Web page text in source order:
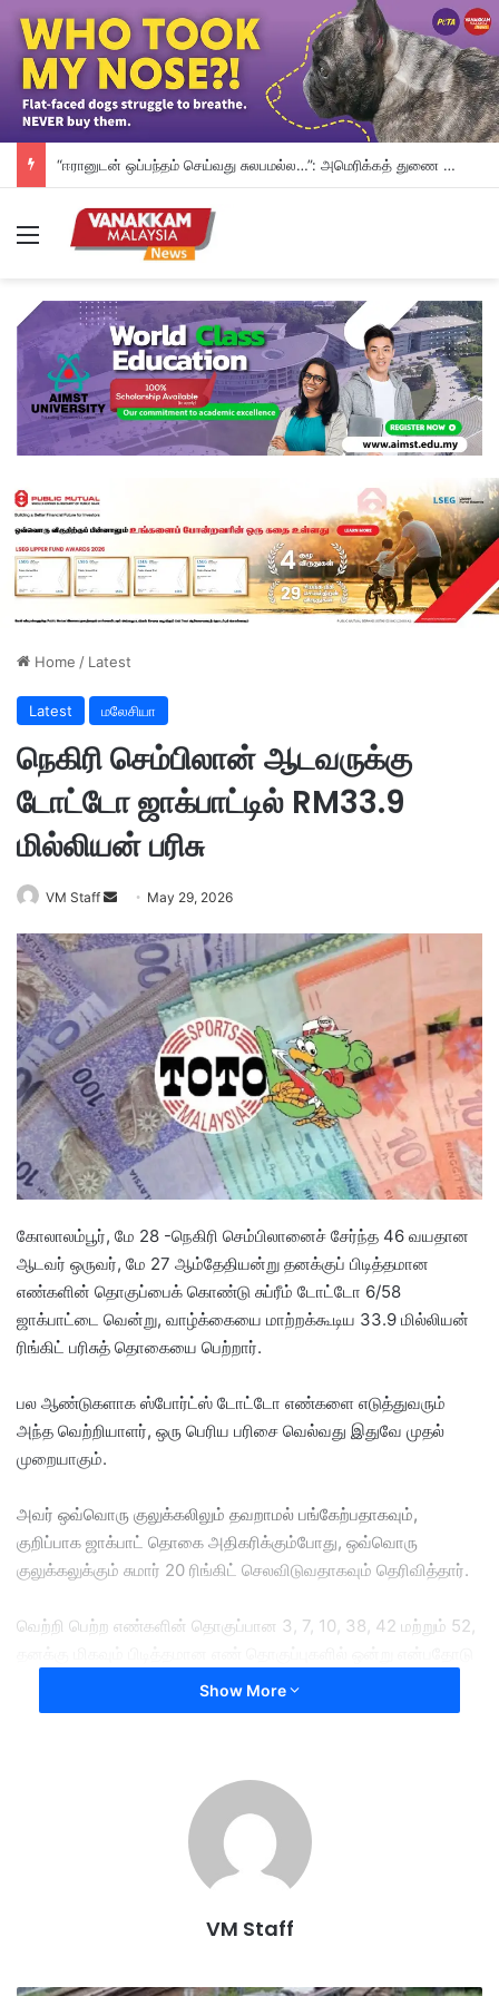
“ஈரானுடன் ஒப்பந்தம் செய்வது சுலபமல்ல…”: அமெரிக்கத் துணை அதிபர் ஜே.டி. வான்ஸ் எச்சரிக்கை
Menu
Home / Latest
Latest மலேசியா
நெகிரி செம்பிலான் ஆடவருக்கு
டோட்டோ ஜாக்பாட்டில் RM33.9
மில்லியன் பரிசு
VM Staff
n
a
n
e
m
a
i
l
May 29, 2026
கோலாலம்பூர், மே 28 -நெகிரி செம்பிலானைச் சேர்ந்த 46 வயதான
ஆடவர் ஒருவர், மே 27 ஆம்தேதியன்று தனக்குப் பிடித்தமான
எண்களின் தொகுப்பைக் கொண்டு சுப்ரீம் டோட்டோ 6/58
ஜாக்பாட்டை வென்று, வாழ்க்கையை மாற்றக்கூடிய 33.9 மில்லியன்
ரிங்கிட் பரிசுத் தொகையை பெற்றார்.
பல ஆண்டுகளாக ஸ்போர்ட்ஸ் டோட்டோ எண்களை எடுத்துவரும்
அந்த வெற்றியாளர், ஒரு பெரிய பரிசை வெல்வது இதுவே முதல்
முறையாகும்.
அவர் ஒவ்வொரு குலுக்கலிலும் தவறாமல் பங்கேற்பதாகவும்,
குறிப்பாக ஜாக்பாட் தொகை அதிகரிக்கும்போது, ​​ஒவ்வொரு
குலுக்கலுக்கும் சுமார் 20 ரிங்கிட் செலவிடுவதாகவும் தெரிவித்தார்.
வெற்றி பெற்ற எண்களின் தொகுப்பான 3, 7, 10, 38, 42 மற்றும் 52,
கடந்த சில மாதங்களாக இந்த எண்களின் தொகுப்பில் தொடர்ந்து
பந்தயம் கட்டி வந்தாதாக அந்த திடீர் கோடிஸ்வரர் விவரித்தார்..
உணர்வு தன்னிடம் இருந்ததோடு ,டோட்டோ ஜாக்பாட்டை யாரோ
ஒருவர் வென்றிருப்பதாக ஒரு நண்பர் தெரிவித்த பின்னரே,
வெற்றியாளர் தனக்குக் கிடைத்த 33,908,263.95 ரிங்கிட் ( 3
கோடியே 39 லட்சத்து 8,263 ரிங்கிட் 95 சென் மதிப்புள்ள
சரிபார்த்தபோது, ​​அந்த வெற்றியாளர் தாமே என்பதை அறிந்து இன்ப
Show More
VM Staff